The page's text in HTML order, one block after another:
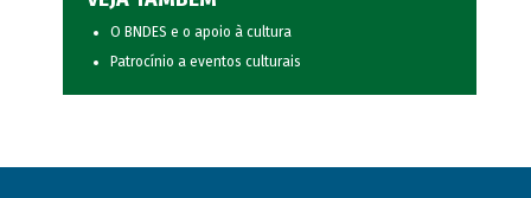
O BNDES e o apoio à cultura
Patrocínio a eventos culturais